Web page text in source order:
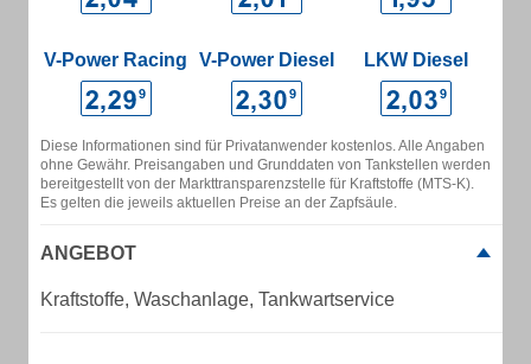
V-Power Racing V-Power Diesel LKW Diesel
Diese Informationen sind für Privatanwender kostenlos. Alle Angaben
ohne Gewähr. Preisangaben und Grunddaten von Tankstellen werden
bereitgestellt von der Markttransparenzstelle für Kraftstoffe (MTS-K).
Es gelten die jeweils aktuellen Preise an der Zapfsäule.
ANGEBOT
Kraftstoffe, Waschanlage, Tankwartservice